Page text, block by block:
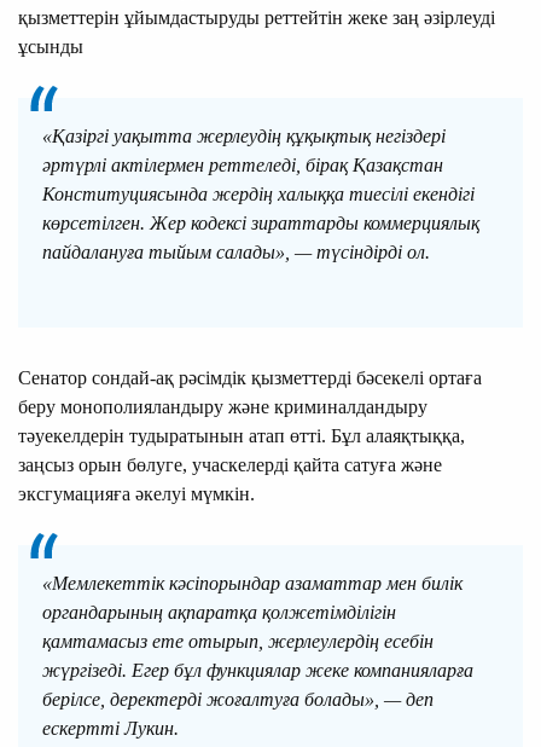
қызметтерін ұйымдастыруды реттейтін жеке заң әзірлеуді
ұсынды
«Қазіргі уақытта жерлеудің құқықтық негіздері
әртүрлі актілермен реттеледі, бірақ Қазақстан
Конституциясында жердің халыққа тиесілі екендігі
көрсетілген. Жер кодексі зираттарды коммерциялық
пайдалануға тыйым салады», — түсіндірді ол.
Сенатор сондай-ақ рәсімдік қызметтерді бәсекелі ортаға
беру монополияландыру және криминалдандыру
тәуекелдерін тудыратынын атап өтті. Бұл алаяқтыққа,
заңсыз орын бөлуге, учаскелерді қайта сатуға және
эксгумацияға әкелуі мүмкін.
«Мемлекеттік кәсіпорындар азаматтар мен билік
органдарының ақпаратқа қолжетімділігін
қамтамасыз ете отырып, жерлеулердің есебін
жүргізеді. Егер бұл функциялар жеке компанияларға
берілсе, деректерді жоғалтуға болады», — деп
ескертті Лукин.